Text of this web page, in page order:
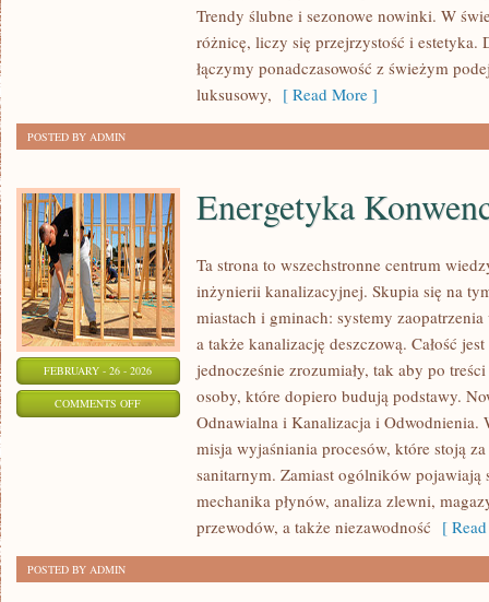
Trendy ślubne i sezonowe nowinki. W
różnicę, liczy się przejrzystość i estetyka.
łączymy ponadczasowość z świeżym
luksusowy, [ Read More ]
POSTED BY ADMIN
FEBRUARY - 26 - 2026
COMMENTS OFFON
ENERGETYKA
KONWENCJONALNA
Energetyka
Ta strona to wszechstronne centrum
inżynierii kanalizacyjnej. Skupia się na
miastach i gminach: systemy
a także kanalizację deszczową. Całość
jednocześnie zrozumiały, tak aby po
osoby, które dopiero budują podstawy.
Odnawialna i Kanalizacja i Odwodnienia.
misja wyjaśniania procesów, które stoją
sanitarnym. Zamiast ogólników
mechanika płynów, analiza zlewni,
przewodów, a także niezawodność [
POSTED BY ADMIN